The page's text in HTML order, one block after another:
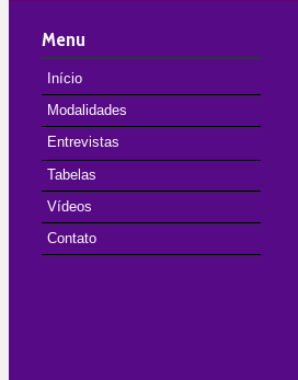
Menu
Início
Modalidades
Entrevistas
Tabelas
Vídeos
Contato